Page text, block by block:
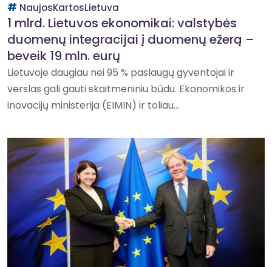
NaujosKartosLietuva
1 mlrd. Lietuvos ekonomikai: valstybės
duomenų integracijai į duomenų ežerą –
beveik 19 mln. eurų
Lietuvoje daugiau nei 95 % paslaugų gyventojai ir
verslas gali gauti skaitmeniniu būdu. Ekonomikos ir
inovacijų ministerija (EIMIN) ir toliau...